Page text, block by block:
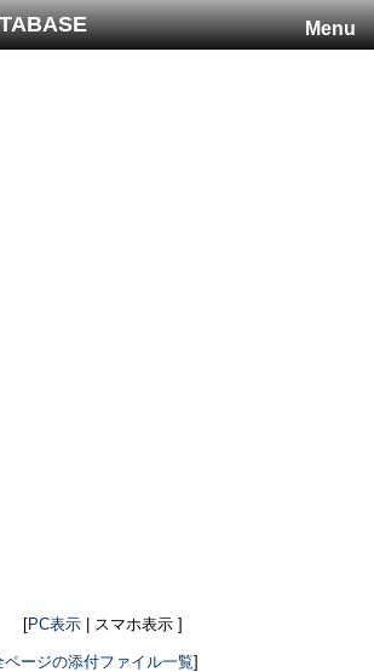
Menu
[PC表示 | スマホ表示 ]
ページの添付ファイル一覧]